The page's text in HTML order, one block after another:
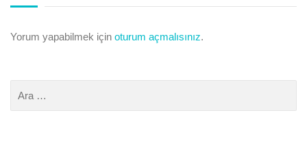
Yorum yapabilmek için oturum açmalısınız.